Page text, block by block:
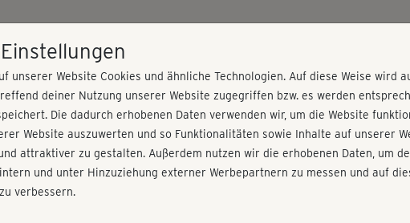
4 - Dehnung
alles trainieren!
unserer Website Cookies und ähnliche Technologien. Auf diese Weise wird
deiner Nutzung unserer Website zugegriffen bzw. es werden
Die dadurch erhobenen Daten verwenden wir, um die Website
Website auszuwerten und so Funktionalitäten sowie Inhalte auf unserer
attraktiver zu gestalten. Außerdem nutzen wir die erhobenen Daten, um
und unter Hinzuziehung externer Werbepartnern zu messen und auf
verbessern.